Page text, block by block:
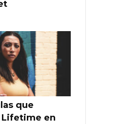
que
Lifetime en